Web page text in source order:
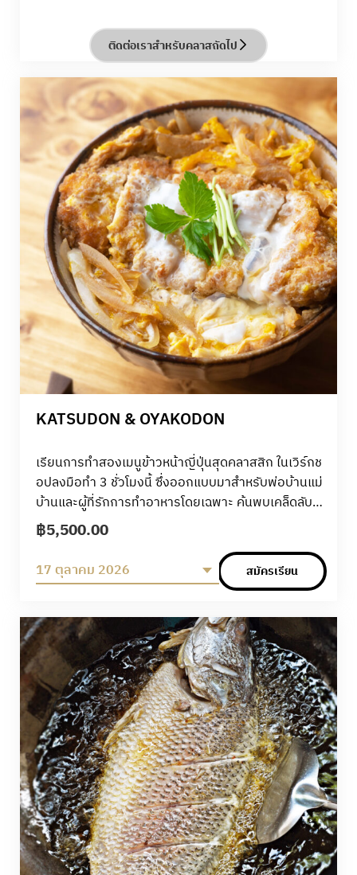
ติดต่อเราสำหรับคลาสถัดไป
KATSUDON & OYAKODON
เรียนการทำสองเมนูข้าวหน้าญี่ปุ่นสุดคลาสสิก ในเวิร์กช
อปลงมือทำ 3 ชั่วโมงนี้ ซึ่งออกแบบมาสำหรับพ่อบ้านแม่
บ้านและผู้ที่รักการทำอาหารโดยเฉพาะ​ ค้นพบเคล็ดลับ
เบื้องหลัง “คัตสึด้ง” (ข้าวหน้าหมูทอดกรอบตุ๋นในซอส
หวานเค็ม) และ “โอยาโกะด้ง” (ข้าวหน้าหมูและไข่ในน้ำซุป
ดาชิรสกลมกล่อม) ทั้งสองเมนูอร่อย อิ่มท้อง และเหมาะ
สำหรับทุกๆวัน คุณจะได้เรียนรู้เทคนิคสำคัญ เช่น การชุบ
การประกอบข้าวหน้าให้อร่อย คุณสามารถเพลิดเพลิน
กับอาหารที่คุณทำในคลาส หรือจะนำกลับบ้านไปแบ่งปัน
กับคนที่คุณรักก็ได้
฿5,500.00
17 ตุลาคม 2026 สมัครเรียน